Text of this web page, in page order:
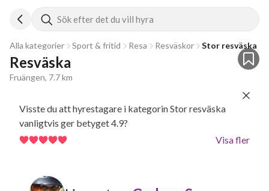
Sök efter det du vill hyra
Alla kategorier Sport & fritid Resa Resväskor Stor resväska
Resväska
Fruängen, 7.7 km
Visste du att hyrestagare i kategorin Stor resväska
vanligtvis ger betyget 4.9?
Visa fler